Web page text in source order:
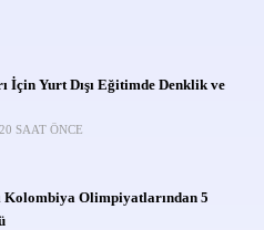
İçin Yurt Dışı Eğitimde Denklik ve
20 SAAT ÖNCE
Kolombiya Olimpiyatlarından 5